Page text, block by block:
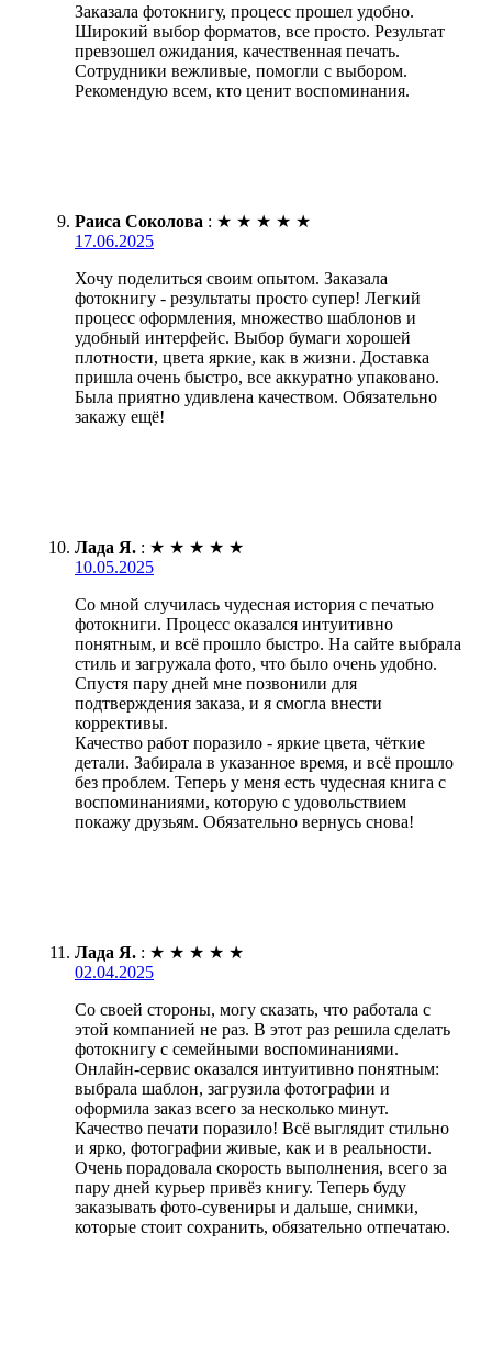
Заказала фотокнигу, процесс прошел удобно.
Широкий выбор форматов, все просто. Результат
превзошел ожидания, качественная печать.
Сотрудники вежливые, помогли с выбором.
Рекомендую всем, кто ценит воспоминания.
Раиса Соколова : ★ ★ ★ ★ ★
17.06.2025
Хочу поделиться своим опытом. Заказала
фотокнигу - результаты просто супер! Легкий
процесс оформления, множество шаблонов и
удобный интерфейс. Выбор бумаги хорошей
плотности, цвета яркие, как в жизни. Доставка
пришла очень быстро, все аккуратно упаковано.
Была приятно удивлена качеством. Обязательно
закажу ещё!
Лада Я. : ★ ★ ★ ★ ★
10.05.2025
Со мной случилась чудесная история с печатью
фотокниги. Процесс оказался интуитивно
понятным, и всё прошло быстро. На сайте выбрала
стиль и загружала фото, что было очень удобно.
Спустя пару дней мне позвонили для
подтверждения заказа, и я смогла внести
коррективы.
Качество работ поразило - яркие цвета, чёткие
детали. Забирала в указанное время, и всё прошло
без проблем. Теперь у меня есть чудесная книга с
воспоминаниями, которую с удовольствием
покажу друзьям. Обязательно вернусь снова!
Лада Я. : ★ ★ ★ ★ ★
02.04.2025
Со своей стороны, могу сказать, что работала с
этой компанией не раз. В этот раз решила сделать
фотокнигу с семейными воспоминаниями.
Онлайн-сервис оказался интуитивно понятным:
выбрала шаблон, загрузила фотографии и
оформила заказ всего за несколько минут.
Качество печати поразило! Всё выглядит стильно
и ярко, фотографии живые, как и в реальности.
Очень порадовала скорость выполнения, всего за
пару дней курьер привёз книгу. Теперь буду
заказывать фото-сувениры и дальше, снимки,
которые стоит сохранить, обязательно отпечатаю.